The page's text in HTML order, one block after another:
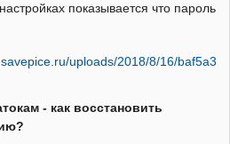
показывается что пароль
- как восстановить